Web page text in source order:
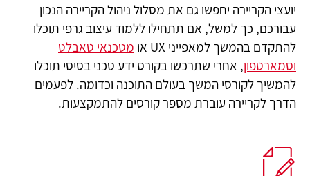
יועצי הקריירה יחפשו גם את מסלול ניהול הקריירה הנכון
עבורכם, כך למשל, אם תתחילו ללמוד עיצוב גרפי תוכלו
להתקדם בהמשך למאפייני UX או
מטכנאי טאבלט
וסמארטפון, אחרי שתרכשו בקורס ידע טכני בסיסי תוכלו
להמשיך לקורסי המשך בעולם התוכנה וכדומה. לפעמים
הדרך לקריירה עוברת מספר קורסים להתמקצעות.